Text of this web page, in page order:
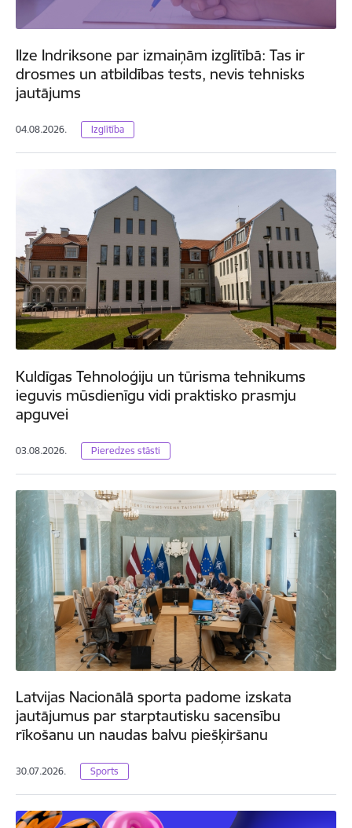
Ilze Indriksone par izmaiņām izglītībā: Tas ir
drosmes un atbildības tests, nevis tehnisks
jautājums
04.08.2026. Izglītība
Kuldīgas Tehnoloģiju un tūrisma tehnikums
ieguvis mūsdienīgu vidi praktisko prasmju
apguvei
03.08.2026. Pieredzes stāsti
Latvijas Nacionālā sporta padome izskata
jautājumus par starptautisku sacensību
rīkošanu un naudas balvu piešķiršanu
30.07.2026. Sports